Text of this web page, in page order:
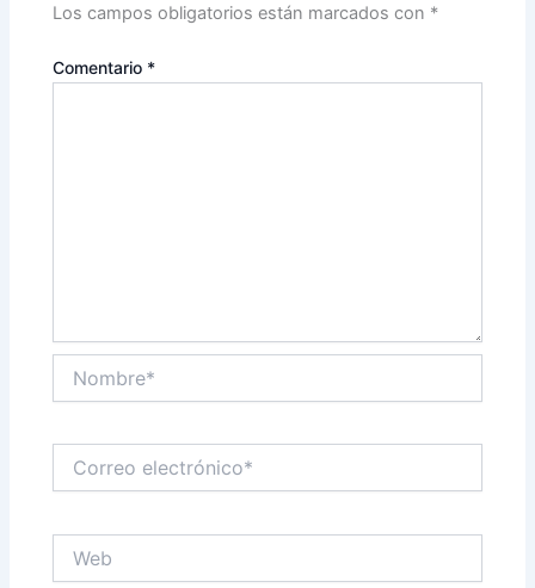
Los campos obligatorios están marcados con *
Comentario *
electrónico*